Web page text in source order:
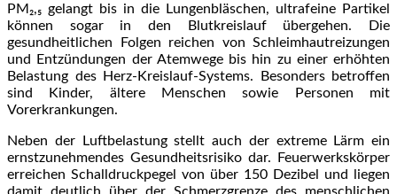
PM₂,₅ gelangt bis in die Lungenbläschen, ultrafeine Partikel
können sogar in den Blutkreislauf übergehen. Die
gesundheitlichen Folgen reichen von Schleimhautreizungen
und Entzündungen der Atemwege bis hin zu einer erhöhten
Belastung des Herz-Kreislauf-Systems. Besonders betroffen
sind Kinder, ältere Menschen sowie Personen mit
Vorerkrankungen.
Neben der Luftbelastung stellt auch der extreme Lärm ein
ernstzunehmendes Gesundheitsrisiko dar. Feuerwerkskörper
erreichen Schalldruckpegel von über 150 Dezibel und liegen
damit deutlich über der Schmerzgrenze des menschlichen